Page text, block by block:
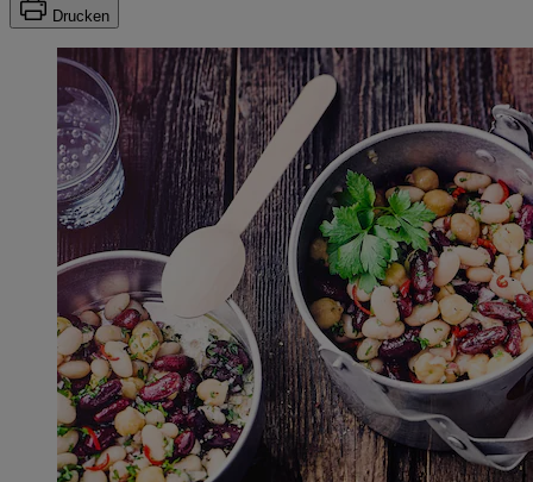
Drucken